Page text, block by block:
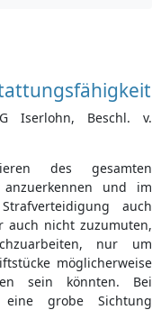
Iserlohn, Beschl. v.
des gesamten
und im
auch
auch nicht zuzumuten,
nur um
möglicherweise
sein könnten. Bei
grobe Sichtung